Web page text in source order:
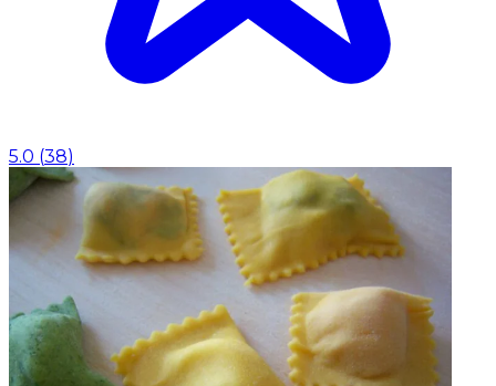
5.0 (38)